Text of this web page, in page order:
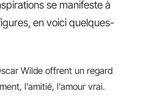
se manifeste à
en voici quelques-
Wilde offrent un regard
l’amitié, l’amour vrai.